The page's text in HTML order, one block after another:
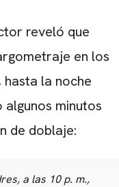
reveló que
en los
la noche
minutos
de doblaje:
a las 10 p. m.,